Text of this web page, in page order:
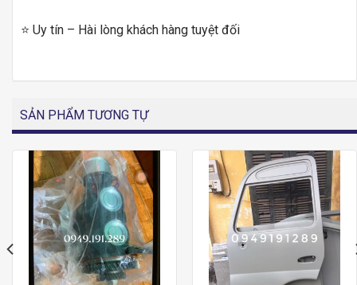
⭐ Uy tín – Hài lòng khách hàng tuyệt đối
SẢN PHẨM TƯƠNG TỰ